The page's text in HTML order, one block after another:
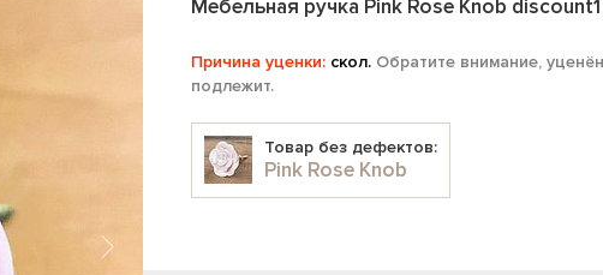
Мебельная ручка Pink Rose Knob discount1
Причина уценки: скол. Обратите внимание,
подлежит.
Товар без дефектов:
Pink Rose Knob